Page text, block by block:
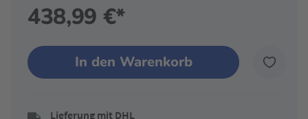
438,99 €*
In den Warenkorb
Lieferung mit DHL